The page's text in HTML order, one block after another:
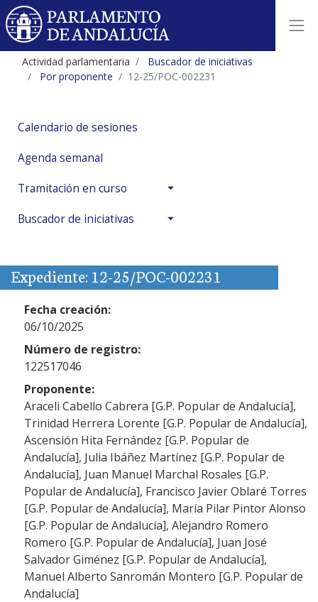
Actividad parlamentaria
Buscador de iniciativas
Por proponente
12-25/POC-002231
Calendario de sesiones
Agenda semanal
Tramitación en curso
Buscador de iniciativas
Expediente: 12-25/POC-002231
Fecha creación:
06/10/2025
Número de registro:
122517046
Proponente:
Araceli Cabello Cabrera [G.P. Popular de Andalucía],
Trinidad Herrera Lorente [G.P. Popular de Andalucía],
Ascensión Hita Fernández [G.P. Popular de
Andalucía], Julia Ibáñez Martínez [G.P. Popular de
Andalucía], Juan Manuel Marchal Rosales [G.P.
Popular de Andalucía], Francisco Javier Oblaré Torres
[G.P. Popular de Andalucía], María Pilar Pintor Alonso
[G.P. Popular de Andalucía], Alejandro Romero
Romero [G.P. Popular de Andalucía], Juan José
Salvador Giménez [G.P. Popular de Andalucía],
Manuel Alberto Sanromán Montero [G.P. Popular de
Andalucía]